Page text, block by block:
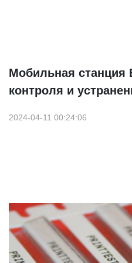
Мобильная станция
контроля и
2024-04-11 00:24:06